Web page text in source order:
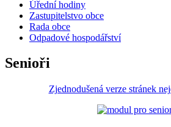
Úřední hodiny
Zastupitelstvo obce
Rada obce
Odpadové hospodářství
Senioři
Zjednodušená verze stránek